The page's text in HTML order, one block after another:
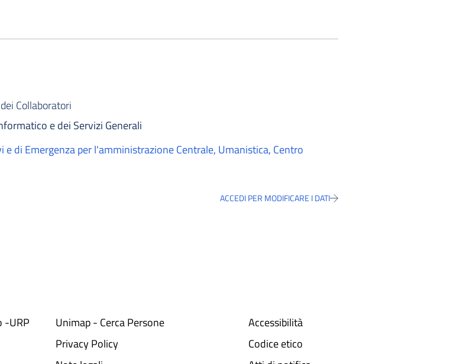
Collaboratori
e dei Servizi Generali
di Emergenza per l'amministrazione Centrale, Umanistica, Centro
ACCEDI PER MODIFICARE I DATI
-URP
Unimap - Cerca Persone
Privacy Policy
Accessibilità
Codice etico